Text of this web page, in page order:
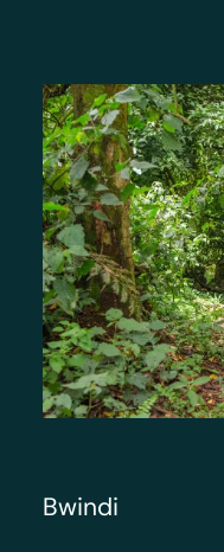
Bwindi